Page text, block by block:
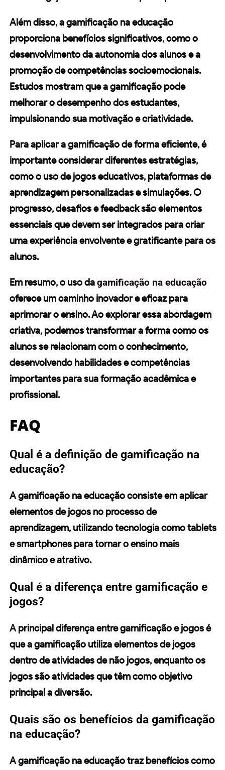
Além disso, a gamificação na educação
proporciona benefícios significativos, como o
desenvolvimento da autonomia dos alunos e a
promoção de competências socioemocionais.
Estudos mostram que a gamificação pode
melhorar o desempenho dos estudantes,
impulsionando sua motivação e criatividade.
Para aplicar a gamificação de forma eficiente, é
importante considerar diferentes estratégias,
como o uso dejogos educativos,plataformas de
aprendizagem personalizadas esimulações. O
progresso, desafios e feedback são elementos
essenciais que devem ser integrados para criar
uma experiência envolvente e gratificante para os
alunos.
Em resumo, o uso dagamificação na educação
oferece um caminho inovador e eficaz para
aprimorar o ensino. Ao explorar essa abordagem
criativa, podemos transformar a forma como os
alunos se relacionam com o conhecimento,
desenvolvendo habilidades e competências
importantes para sua formação acadêmica e
profissional.
FAQ
Qual é a definição de gamificação na
educação?
A gamificação na educação consiste em aplicar
elementos de jogos no processo de
aprendizagem, utilizando tecnologia como tablets
e smartphones para tornar o ensino mais
dinâmico e atrativo.
Qual é a diferença entre gamificação e
jogos?
A principal diferença entre gamificação e jogos é
que a gamificação utiliza elementos de jogos
dentro de atividades de não jogos, enquanto os
jogos são atividades que têm como objetivo
principal a diversão.
Quais são os benefícios da gamificação
na educação?
A gamificação na educação traz benefícios como